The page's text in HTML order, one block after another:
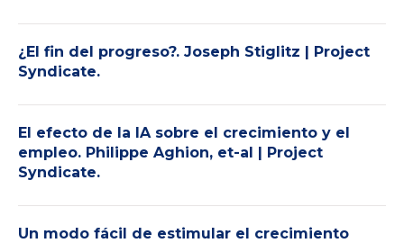
¿El fin del progreso?. Joseph Stiglitz | Project
Syndicate.
El efecto de la IA sobre el crecimiento y el
empleo. Philippe Aghion, et-al | Project
Syndicate.
Un modo fácil de estimular el crecimiento